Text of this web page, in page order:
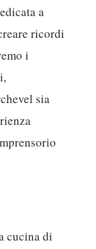
a
ricordi
i
sia
cucina di